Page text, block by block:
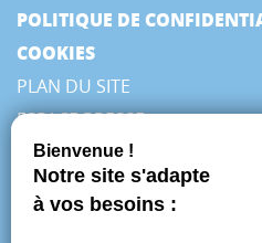
POLITIQUE DE
COOKIES
PLAN DU SITE
ESPACE PRESSE